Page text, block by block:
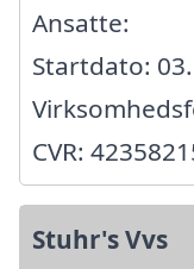
Ansatte:
Startdato:
CVR:
Stuhr's Vvs